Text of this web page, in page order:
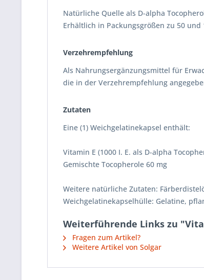
Natürliche Quelle als D-alpha Tocopherol
Erhältlich in Packungsgrößen zu 50 und
Verzehrempfehlung
Als Nahrungsergänzungsmittel für
die in der Verzehrempfehlung
Zutaten
Eine (1) Weichgelatinekapsel enthält:
Vitamin E (1000 I. E. als D-alpha
Gemischte Tocopherole 60 mg
Weitere natürliche Zutaten:
Weichgelatinekapselhülle: Gelatine,
Weiterführende Links zu
Fragen zum Artikel?
Weitere Artikel von Solgar